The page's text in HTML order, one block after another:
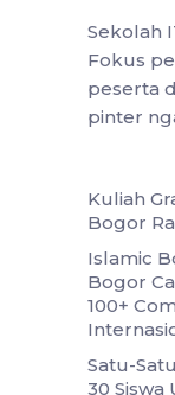
Sekolah
Fokus
peserta
pinter
Kuliah
Bogor
Islamic
Bogor
100+
Satu-
30 Siswa